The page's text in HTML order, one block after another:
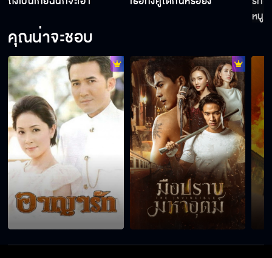
ถึงเป็นเกย์ฉันก็จะเอา
หนูเ
คุณน่าจะชอบ